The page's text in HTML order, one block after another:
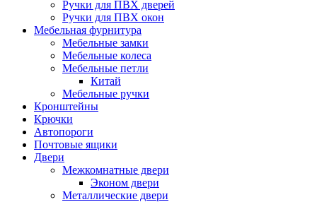
Ручки для ПВХ дверей
Ручки для ПВХ окон
Мебельная фурнитура
Мебельные замки
Мебельные колеса
Мебельные петли
Китай
Мебельные ручки
Кронштейны
Крючки
Автопороги
Почтовые ящики
Двери
Межкомнатные двери
Эконом двери
Металлические двери